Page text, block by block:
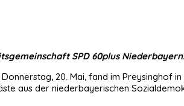
SPD 60plus
20. Mai, fand im Preysinghof
aus der niederbayerischen